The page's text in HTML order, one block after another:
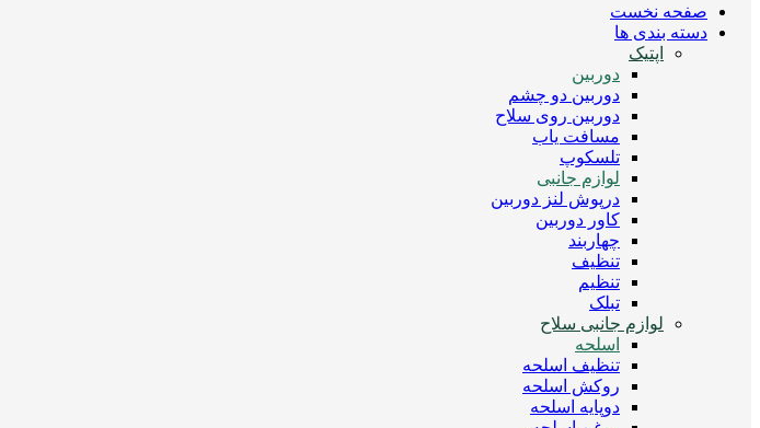
صفحه نخست
دسته بندی ها
اپتیک
دوربین
دوربین دو چشم
دوربین روی سلاح
مسافت یاب
تلسکوپ
لوازم جانبی
درپوش لنز دوربین
کاور دوربین
چهاربند
تنظیف
تنظیم
تبلک
لوازم جانبی سلاح
اسلحه
تنظیف اسلحه
روکش اسلحه
دوپایه اسلحه